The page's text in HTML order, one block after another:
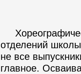
отделений
не все
главное.